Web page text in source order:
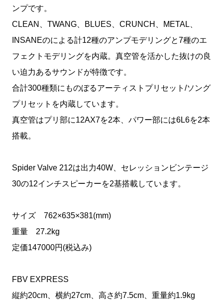
ンプです。
CLEAN、TWANG、BLUES、CRUNCH、METAL、
INSANEのによる計12種のアンプモデリングと7種のエ
フェクトモデリングを内蔵。真空管を活かした抜けの良
い迫力あるサウンドが特徴です。
合計300種類にものぼるアーティストプリセット/ソング
プリセットを内蔵しています。
真空管はプリ部に12AX7を2本、パワー部には6L6を2本
搭載。
Spider Valve 212は出力40W、セレッションビンテージ
30の12インチスピーカーを2基搭載しています。
サイズ 762×635×381(mm)
重量 27.2kg
定価147000円(税込み)
FBV EXPRESS
縦約20cm、横約27cm、高さ約7.5cm、重量約1.9kg